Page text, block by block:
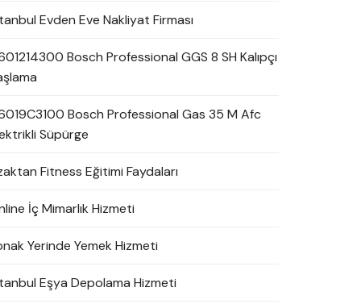
Evden Eve Nakliyat Firması
Bosch Professional GGS 8 SH Kalıpçı
Bosch Professional Gas 35 M Afc
Süpürge
Fitness Eğitimi Faydaları
İç Mimarlık Hizmeti
Yerinde Yemek Hizmeti
Eşya Depolama Hizmeti